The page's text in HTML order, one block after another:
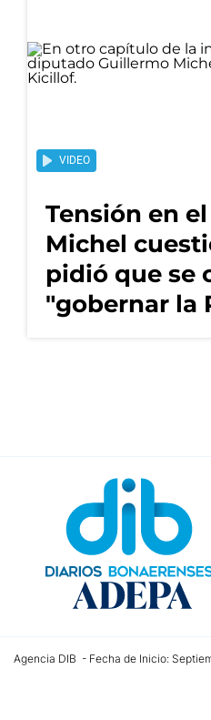
VIDEO
Tensión en
Michel
pidió que se
"gobernar la
Agencia DIB - Fecha de Inicio: